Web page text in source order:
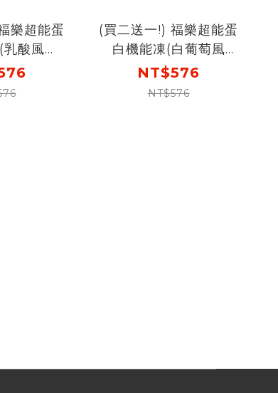
樂超能蛋
乳酸風
X2盒 [下
白機能凍
(買二送一!) 福樂超能蛋
白機能凍(白葡萄風
味)180gX6包X2盒(預購
商品：預計8/18開始出
NT$576
NT$576